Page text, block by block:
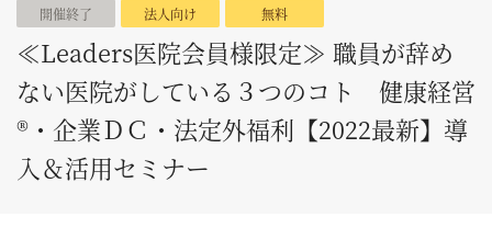
開催終了 法人向け 無料
≪Leaders医院会員様限定≫ 職員が辞め
ない医院がしている３つのコト 健康経営
®・企業ＤＣ・法定外福利【2022最新】導
入＆活用セミナー